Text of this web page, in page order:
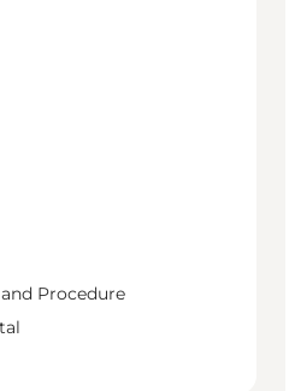
Procedure